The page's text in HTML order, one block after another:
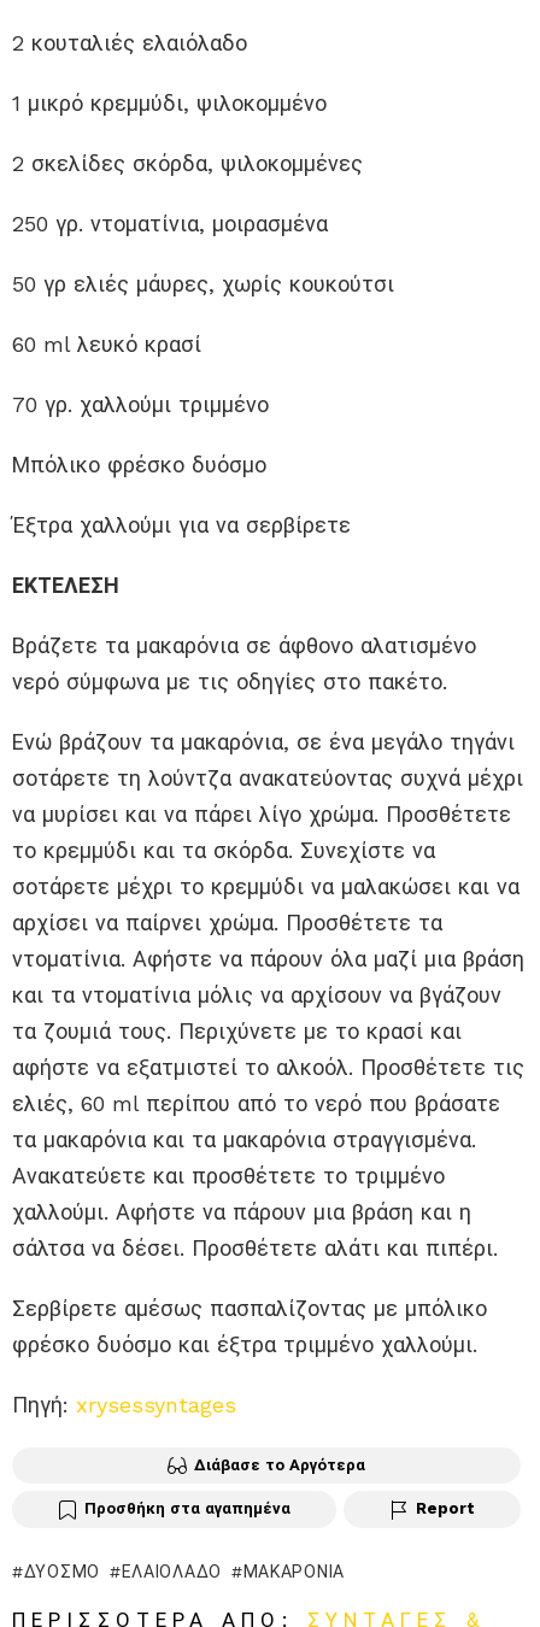
2 κουταλιές ελαιόλαδο
1 μικρό κρεμμύδι, ψιλοκομμένο
2 σκελίδες σκόρδα, ψιλοκομμένες
250 γρ. ντοματίνια, μοιρασμένα
50 γρ ελιές μάυρες, χωρίς κουκούτσι
60 ml λευκό κρασί
70 γρ. χαλλούμι τριμμένο
Μπόλικο φρέσκο δυόσμο
Έξτρα χαλλούμι για να σερβίρετε
ΕΚΤΕΛΕΣΗ
Βράζετε τα μακαρόνια σε άφθονο αλατισμένο
νερό σύμφωνα με τις οδηγίες στο πακέτο.
Ενώ βράζουν τα μακαρόνια, σε ένα μεγάλο τηγάνι
σοτάρετε τη λούντζα ανακατεύοντας συχνά μέχρι
να μυρίσει και να πάρει λίγο χρώμα. Προσθέτετε
το κρεμμύδι και τα σκόρδα. Συνεχίστε να
σοτάρετε μέχρι το κρεμμύδι να μαλακώσει και να
αρχίσει να παίρνει χρώμα. Προσθέτετε τα
ντοματίνια. Αφήστε να πάρουν όλα μαζί μια βράση
και τα ντοματίνια μόλις να αρχίσουν να βγάζουν
τα ζουμιά τους. Περιχύνετε με το κρασί και
αφήστε να εξατμιστεί το αλκοόλ. Προσθέτετε τις
ελιές, 60 ml περίπου από το νερό που βράσατε
τα μακαρόνια και τα μακαρόνια στραγγισμένα.
Ανακατεύετε και προσθέτετε το τριμμένο
χαλλούμι. Αφήστε να πάρουν μια βράση και η
σάλτσα να δέσει. Προσθέτετε αλάτι και πιπέρι.
Σερβίρετε αμέσως πασπαλίζοντας με μπόλικο
φρέσκο δυόσμο και έξτρα τριμμένο χαλλούμι.
Πηγή: xrysessyntages
Διάβασε το Αργότερα
Προσθήκη στα αγαπημένα Report
ΔΥΌΣΜΟ ΕΛΑΙΌΛΑΔΟ ΜΑΚΑΡΌΝΙΑ
ΠΕΡΙΣΣΌΤΕΡΑ ΑΠΌ: ΣΥΝΤΑΓΈΣ &